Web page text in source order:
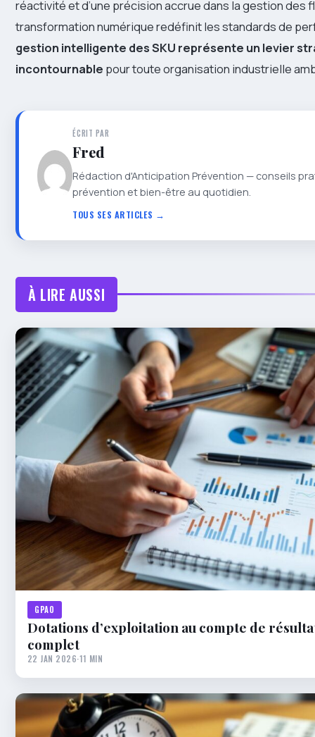
réactivité et d’une précision accrue dans la gestion des
transformation numérique redéfinit les standards de
gestion intelligente des SKU représente un levier
incontournable pour toute organisation industrielle
ÉCRIT PAR
Fred
Rédaction d'Anticipation Prévention — conseils
prévention et bien-être au quotidien.
TOUS SES ARTICLES →
À LIRE AUSSI
GPAO
Dotations d’exploitation au compte de
complet
22 JAN 2026·11 MIN